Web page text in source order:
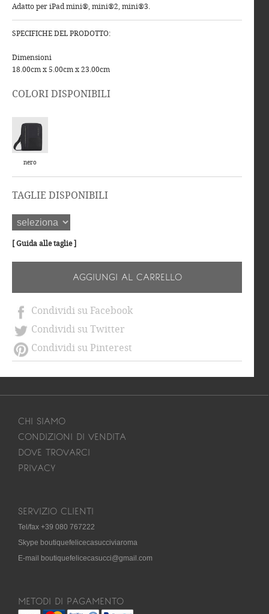
Adatto per iPad mini®, mini®2, mini®3.
SPECIFICHE DEL PRODOTTO:
Dimensioni
18.00cm x 5.00cm x 23.00cm
COLORI DISPONIBILI
nero
TAGLIE DISPONIBILI
[ Guida alle taglie ]
AGGIUNGI AL CARRELLO
Condividi su Facebook
Condividi su Twitter
Condividi su Pinterest
CHI SIAMO
CONDIZIONI DI VENDITA
DOVE TROVARCI
PRIVACY
SERVIZIO CLIENTI
Tel/fax +39 080 767222
Skype boutiquefelicecasucciviaroma
E-mail boutiquefelicecasucci@gmail.com
METODI DI PAGAMENTO